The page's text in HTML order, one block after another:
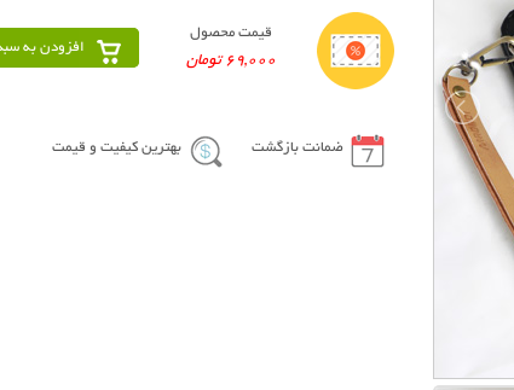
قیمت محصول
69,000 تومان
افزودن به
ضمانت بازگشت بهترین کیفیت و قیمت